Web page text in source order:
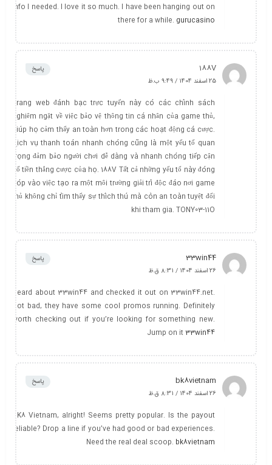
info I needed. I love it so much. I have been hanging out on
there for a while. gurucasino
188V
25 اسفند 1404 / 9:49 ب.ظ
پاسخ
Trang web đánh bạc trực tuyến này có các chính sách
nghiêm ngặt về việc bảo vệ thông tin cá nhân của game thủ,
giúp họ cảm thấy an toàn hơn trong các hoạt động cá cược.
Dịch vụ thanh toán nhanh chóng cũng là một yếu tố quan
trọng đảm bảo người chơi dễ dàng và nhanh chóng tiếp cận
số tiền thắng cược của họ. 188V Tất cả những yếu tố này đóng
góp vào việc tạo ra một môi trường giải trí độc đáo nơi game
thủ không chỉ tìm thấy sự thích thú mà còn an toàn tuyệt đối
khi tham gia. TONY03-11O
33win44
26 اسفند 1404 / 8:31 ق.ظ
پاسخ
Heard about 33win44 and checked it out on 33win44.net.
Not bad, they have some cool promos running. Definitely
worth checking out if you’re looking for something new.
Jump on it 33win44
bk8vietnam
26 اسفند 1404 / 8:31 ق.ظ
پاسخ
BK8 Vietnam, alright! Seems pretty popular. Is the payout
reliable? Drop a line if you’ve had good or bad experiences.
Need the real deal scoop. bk8vietnam